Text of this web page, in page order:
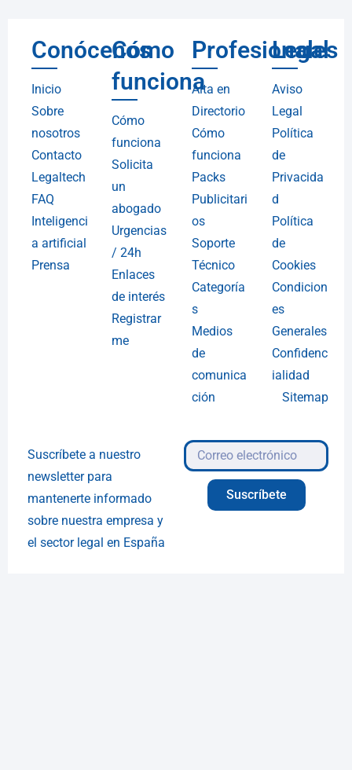
Conócenos
Inicio
Sobre
nosotros
Contacto
Legaltech
FAQ
Inteligenci
a artificial
Prensa
Cómo
funciona
Cómo
funciona
Solicita
un
abogado
Urgencias
/ 24h
Enlaces
de interés
Registrar
me
Profesionales
Alta en
Directorio
Cómo
funciona
Packs
Publicitari
os
Soporte
Técnico
Categoría
s
Medios
de
comunica
ción
Legal
Aviso
Legal
Política
de
Privacida
d
Política
de
Cookies
Condicion
es
Generales
Confidenc
ialidad
Sitemap
Suscríbete a nuestro
newsletter para
mantenerte informado
sobre nuestra empresa y
el sector legal en España
Suscríbete